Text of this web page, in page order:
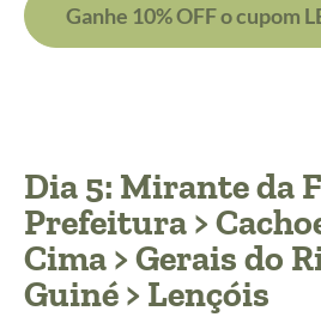
Ganhe 10% OFF o cupom
Dia 5: Mirante da
Prefeitura >
Cima > Gerais do
Guiné > Lençóis